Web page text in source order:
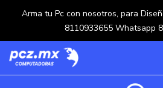
Arma tu Pc con nosotros, para
8110933655 Whatsapp